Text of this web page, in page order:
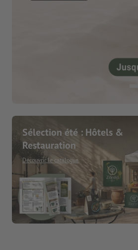
Sélection été : Hôtels &
Restauration
Découvrir le catalogue